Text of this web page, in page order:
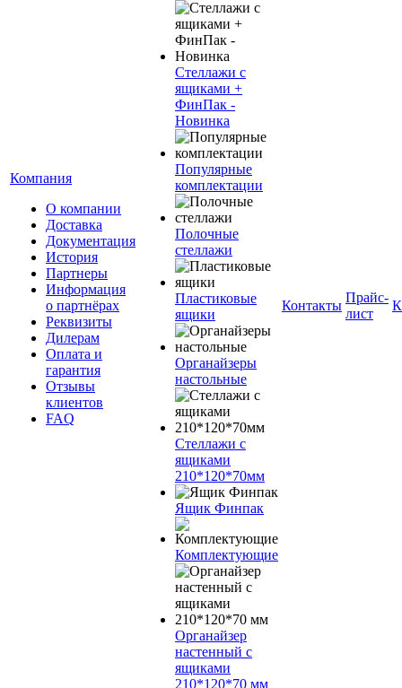
Компания
О компании
Доставка
Документация
История
Партнеры
Информация
о партнёрах
Реквизиты
Дилерам
Оплата и
гарантия
Отзывы
клиентов
FAQ
Стеллажи с
ящиками +
ФинПак -
Новинка
Популярные
комплектации
Полочные
стеллажи
Пластиковые
ящики
Органайзеры
настольные
Стеллажи с
ящиками
210*120*70мм
Ящик Финпак
Комплектующие
Органайзер
настенный с
ящиками
210*120*70 мм
Контакты
Прайс-
лист